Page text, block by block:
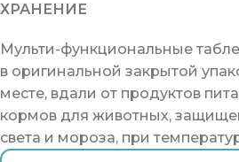
ХРАНЕНИЕ
Мульти-функциональные
в оригинальной закрытой
месте, вдали от продуктов
кормов для животных,
света и мороза, при